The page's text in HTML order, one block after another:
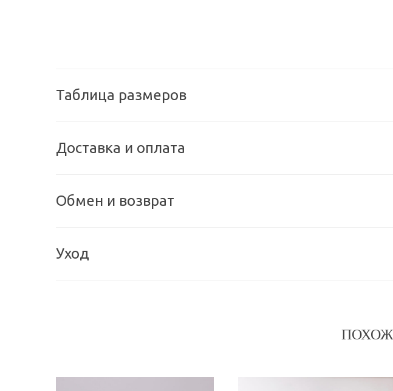
Таблица размеров
Доставка и оплата
Обмен и возврат
Уход